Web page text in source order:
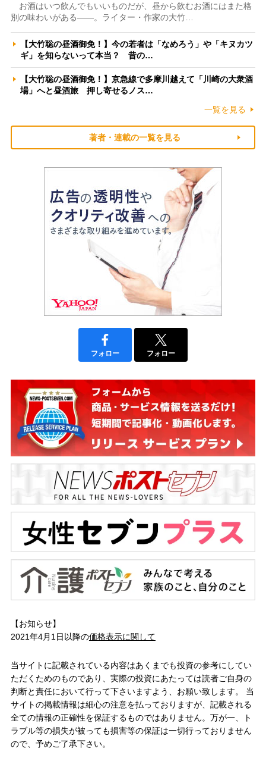
お酒はいつ飲んでもいいものだが、昼から飲むお酒にはまた格
別の味わいがある――。ライター・作家の大竹…
【大竹聡の昼酒御免！】今の若者は「なめろう」や「キヌカツ
ギ」を知らないって本当？ 昔の…
【大竹聡の昼酒御免！】京急線で多摩川越えて「川崎の大衆酒
場」へと昼酒旅 押し寄せるノス…
一覧を見る
著者・連載の一覧を見る
フォロー フォロー
【お知らせ】
2021年4月1日以降の価格表示に関して
当サイトに記載されている内容はあくまでも投資の参考にしてい
ただくためのものであり、実際の投資にあたっては読者ご自身の
判断と責任において行って下さいますよう、お願い致します。 当
サイトの掲載情報は細心の注意を払っておりますが、記載される
全ての情報の正確性を保証するものではありません。万が一、ト
ラブル等の損失が被っても損害等の保証は一切行っておりません
ので、予めご了承下さい。